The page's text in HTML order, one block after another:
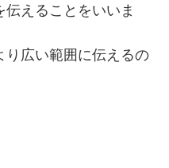
伝えることをいいま
り広い範囲に伝えるの